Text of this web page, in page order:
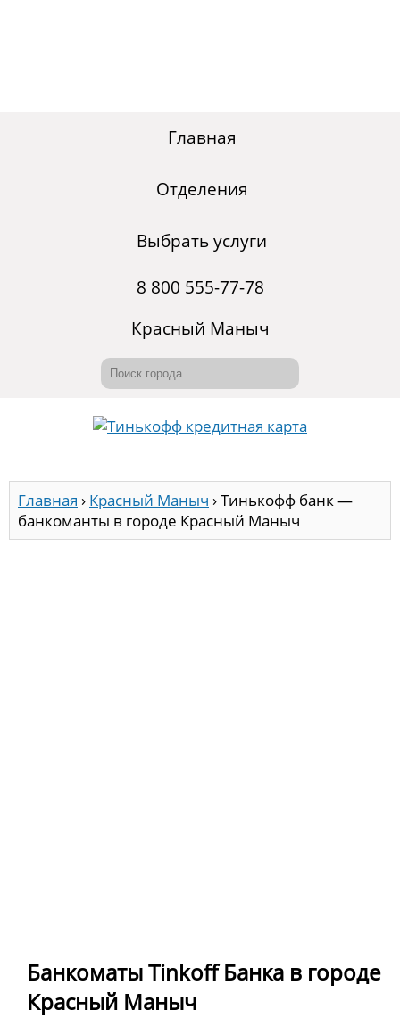
Главная
Отделения
Выбрать услуги
8 800 555-77-78
Красный Маныч
Главная › Красный Маныч ›Тинькофф банк —
банкоманты в городе Красный Маныч
Банкоматы Tinkoff Банка в городе
Красный Маныч